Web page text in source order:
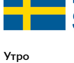
Утро